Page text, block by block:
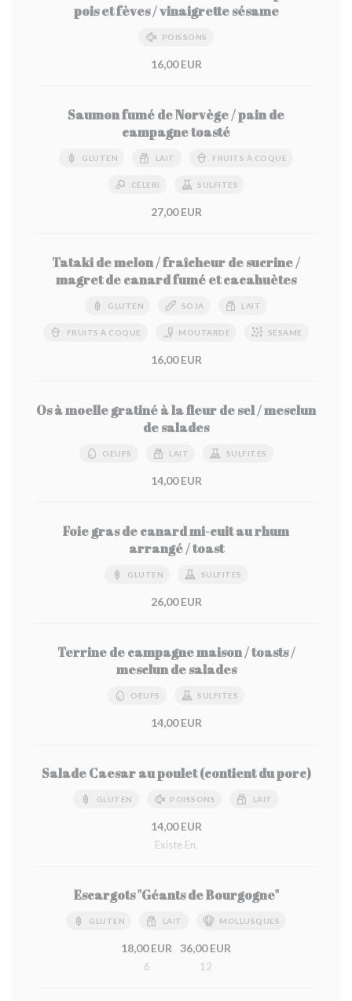
pois et fèves / vinaigrette sésame
POISSONS
16,00 EUR
Saumon fumé de Norvège / pain de
campagne toasté
GLUTEN LAIT FRUITS À COQUE
CÉLERI SULFITES
27,00 EUR
Tataki de melon / fraîcheur de sucrine /
magret de canard fumé et cacahuètes
GLUTEN SOJA LAIT
FRUITS À COQUE MOUTARDE SÉSAME
16,00 EUR
Os à moelle gratiné à la fleur de sel / mesclun
de salades
OEUFS LAIT SULFITES
14,00 EUR
Foie gras de canard mi-cuit au rhum
arrangé / toast
GLUTEN SULFITES
26,00 EUR
Terrine de campagne maison / toasts /
mesclun de salades
OEUFS SULFITES
14,00 EUR
Salade Caesar au poulet (contient du porc)
GLUTEN POISSONS LAIT
14,00 EUR
Existe En.
Escargots "Géants de Bourgogne"
GLUTEN LAIT MOLLUSQUES
18,00 EUR
6
36,00 EUR
12